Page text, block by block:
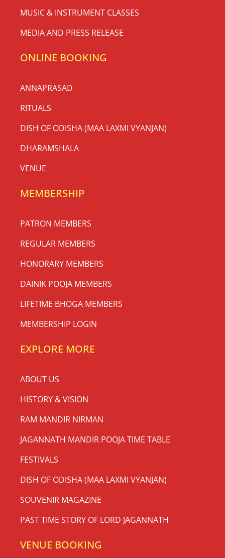
MUSIC & INSTRUMENT CLASSES
MEDIA AND PRESS RELEASE
ONLINE BOOKING
ANNAPRASAD
RITUALS
DISH OF ODISHA (MAA LAXMI VYANJAN)
DHARAMSHALA
VENUE
MEMBERSHIP
PATRON MEMBERS
REGULAR MEMBERS
HONORARY MEMBERS
DAINIK POOJA MEMBERS
LIFETIME BHOGA MEMBERS
MEMBERSHIP LOGIN
EXPLORE MORE
ABOUT US
HISTORY & VISION
RAM MANDIR NIRMAN
JAGANNATH MANDIR POOJA TIME TABLE
FESTIVALS
DISH OF ODISHA (MAA LAXMI VYANJAN)
SOUVENIR MAGAZINE
PAST TIME STORY OF LORD JAGANNATH
VENUE BOOKING